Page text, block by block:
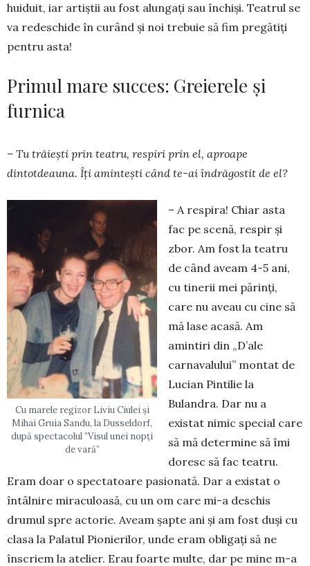
huiduit, iar artiștii au fost alungați sau în­chiși. Teatrul se
va redeschide în curând și noi tre­buie să fim pregătiți
pentru asta!
Primul mare succes: Greierele și
furnica
– Tu trăiești prin teatru, respiri prin el, aproa­pe
dintotdeauna. Îți amintești când te-ai îndră­gos­tit de el?
Cu marele regizor Liviu Ciulei și
Mihai Gruia Sandu, la Dusseldorf,
după spectacolul ”Visul unei nopți
de vară”
– A respira! Chiar asta
fac pe scenă, respir și
zbor. Am fost la teatru
de când aveam 4-5 ani,
cu tinerii mei părinți,
care nu aveau cu cine să
mă lase acasă. Am
amintiri din „D’ale
carnavalului” mon­tat de
Lucian Pintilie la
Bulandra. Dar nu a
existat ni­mic special care
să mă determine să îmi
doresc să fac teatru.
Eram doar o spectatoare pasionată. Dar a existat o
întâlnire miraculoasă, cu un om ca­re mi-a deschis
drumul spre actorie. Aveam șap­­­te ani și am fost duși cu
clasa la Palatul Pio­nie­­rilor, unde eram obligați să ne
înscriem la ate­lier. Erau foarte multe, dar pe mine m-a